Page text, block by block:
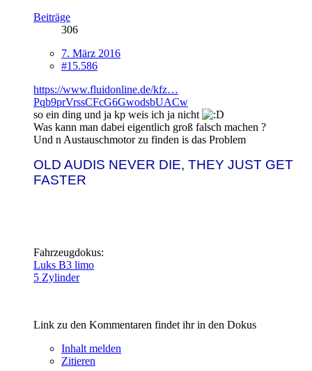
Beiträge
306
7. März 2016
#15.586
https://www.fluidonline.de/kfz…
Pqb9prVrssCFcG6GwodsbUACw
so ein ding und ja kp weis ich ja nicht
Was kann man dabei eigentlich groß falsch machen ?
Und n Austauschmotor zu finden is das Problem
OLD AUDIS NEVER DIE, THEY JUST GET
FASTER
Fahrzeugdokus:
Luks B3 limo
5 Zylinder
Link zu den Kommentaren findet ihr in den Dokus
Inhalt melden
Zitieren